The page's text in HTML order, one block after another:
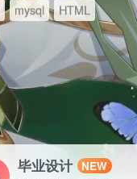
mysql HTML
毕业设计 NEW